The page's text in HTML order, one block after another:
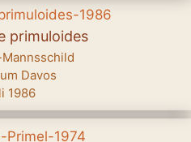
primuloides
Davos
1986